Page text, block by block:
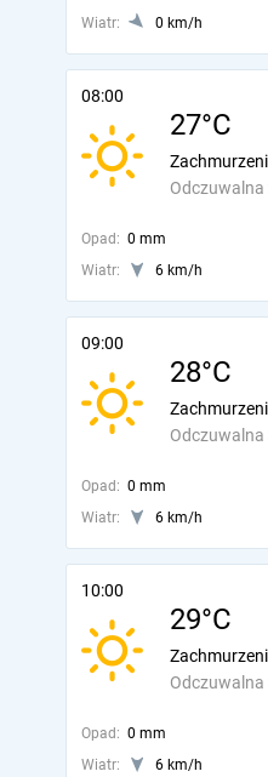
Wiatr: 0 km/h
08:00
27°C
Odczuwalna
Opad: 0 mm
Wiatr:
6 km/h
09:00
28°C
Odczuwalna
Opad: 0 mm
Wiatr:
6 km/h
10:00
29°C
Odczuwalna
Opad: 0 mm
Wiatr:
6 km/h